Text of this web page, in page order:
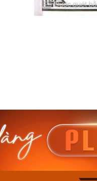
Casio
230EL-
Mua